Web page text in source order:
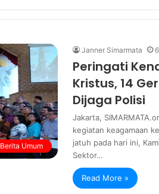
Berita Umum
Janner Simarmata
Peringati
Kristus, 14
Dijaga Polisi
Jakarta,
kegiatan keagamaan
jatuh pada hari ini,
Sektor…
Read More »